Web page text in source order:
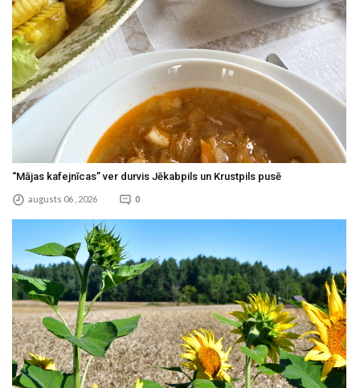
“Mājas kafejnīcas” ver durvis Jēkabpils un Krustpils pusē
augusts 06 , 2026 0